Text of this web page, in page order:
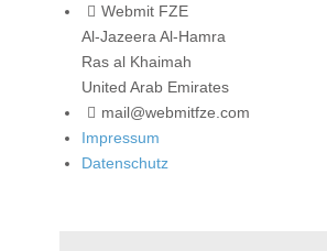
Webmit FZE
Al-Jazeera Al-Hamra
Ras al Khaimah
United Arab Emirates
mail@webmitfze.com
Impressum
Datenschutz